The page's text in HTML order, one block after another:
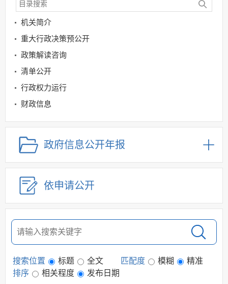
机关简介
重大行政决策预公开
政策解读咨询
清单公开
行政权力运行
财政信息
社会救助与社会福利领域
公立医疗机构药品医用设备采购领域
社会保险领域
规划信息
建议提案办理
公务员及事业单位招录
应急管理
回应关切
其他法定信息
政府信息公开年报
依申请公开
搜索位置 标题 全文 匹配度 模糊
精准
排序
相关程度 发布日期